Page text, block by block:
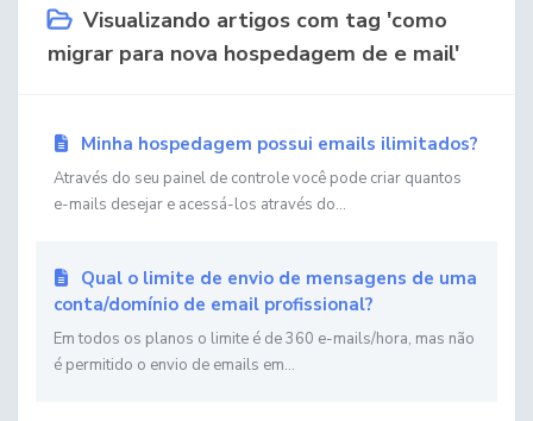
Visualizando artigos com tag 'como
migrar para nova hospedagem de e mail'
Minha hospedagem possui emails ilimitados?
Através do seu painel de controle você pode criar quantos
e-mails desejar e acessá-los através do...
Qual o limite de envio de mensagens de uma
conta/domínio de email profissional?
Em todos os planos o limite é de 360 e-mails/hora, mas não
é permitido o envio de emails em...